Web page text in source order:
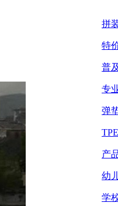
拼
特
普
专
弹
产
幼
学